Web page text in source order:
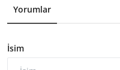
Yorumlar
İsim